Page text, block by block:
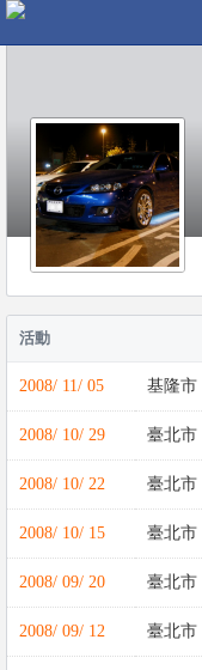
活動
2008/ 11/ 05 基隆市
2008/ 10/ 29 臺北市
2008/ 10/ 22 臺北市
2008/ 10/ 15 臺北市
2008/ 09/ 20 臺北市
2008/ 09/ 12 臺北市